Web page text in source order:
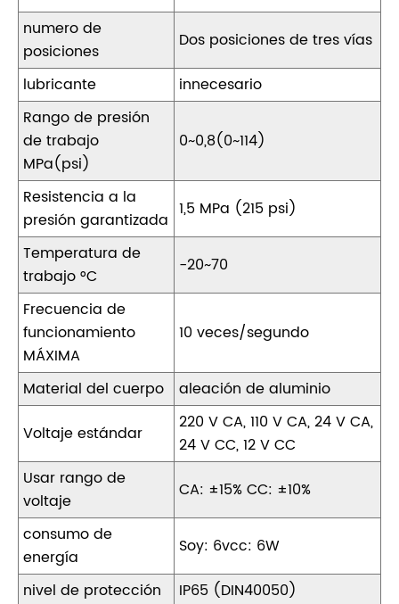
numero de
posiciones
Dos posiciones de tres vías
lubricante
innecesario
Rango de presión
de trabajo
MPa(psi)
0~0,8(0~114)
Resistencia a la
presión garantizada 1,5 MPa (215 psi)
Temperatura de
trabajo °C
-20~70
Frecuencia de
funcionamiento
MÁXIMA
10 veces/segundo
Material del cuerpo
aleación de aluminio
Voltaje estándar
220 V CA, 110 V CA, 24 V CA,
24 V CC, 12 V CC
Usar rango de
voltaje
CA: ±15% CC: ±10%
consumo de
energía
Soy: 6vcc: 6W
nivel de protección
IP65 (DIN40050)